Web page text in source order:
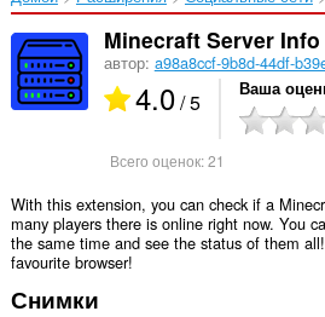
Minecraft Server Info
автор: a98a8ccf-9b8d-44df-
4.0/ 5 Ваша
Всего оценок:21
With this extension, you can check if a
many players there is online right now. You
the same time and see the status of them
favourite browser!
Снимки